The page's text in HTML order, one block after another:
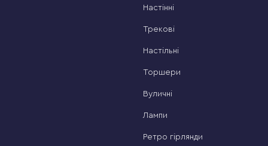
Настінні
Трекові
Настільні
Торшери
Вуличні
Лампи
Ретро гірлянди